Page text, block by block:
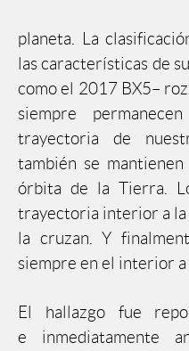
planeta. La
las características de
como el 2017 BX5–
siempre
trayectoria de
también se
órbita de la Tierra.
trayectoria interior a la
la cruzan. Y
siempre en el interior
El hallazgo fue
e inmediatamente